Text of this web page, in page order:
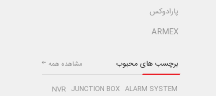
پارادوکس
ARMEX
برچسب های محبوب
ALARM SYSTEM
JUNCTION BOX
NVR
مشاهده همه